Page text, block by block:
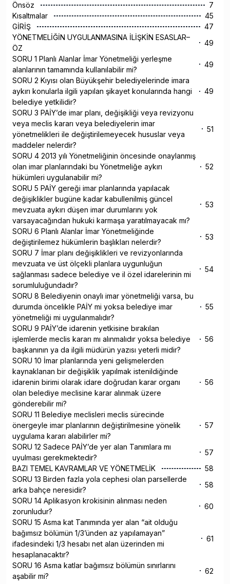
Önsöz
7
Kısaltmalar
45
GİRİŞ
47
YÖNETMELİĞİN UYGULANMASINA İLİŞKİN ESASLAR–
ÖZ
49
SORU 1 Planlı Alanlar İmar Yönetmeliği yerleşme
alanlarının tamamında kullanılabilir mi?
49
SORU 2 Kıyısı olan Büyükşehir belediyelerinde imara
aykırı konularla ilgili yapılan şikayet konularında hangi
belediye yetkilidir?
49
SORU 3 PAİY’de imar planı, değişikliği veya revizyonu
veya meclis kararı veya belediyelerin imar
yönetmelikleri ile değiştirilemeyecek hususlar veya
maddeler nelerdir?
51
SORU 4 2013 yılı Yönetmeliğinin öncesinde onaylanmış
olan imar planlarındaki bu Yönetmeliğe aykırı
hükümleri uygulanabilir mi?
52
SORU 5 PAİY gereği imar planlarında yapılacak
değişiklikler bugüne kadar kabullenilmiş güncel
mevzuata aykırı düşen imar durumlarını yok
varsayacağından hukuki karmaşa yaratılmayacak mı?
53
SORU 6 Planlı Alanlar İmar Yönetmeliğinde
değiştirilemez hükümlerin başlıkları nelerdir?
53
SORU 7 İmar planı değişiklikleri ve revizyonlarında
mevzuata ve üst ölçekli planlara uygunluğun
sağlanması sadece belediye ve il özel idarelerinin mi
sorumluluğundadır?
54
SORU 8 Belediyenin onaylı imar yönetmeliği varsa, bu
durumda öncelikle PAİY mi yoksa belediye imar
yönetmeliği mi uygulanmalıdır?
55
SORU 9 PAİY’de idarenin yetkisine bırakılan
işlemlerde meclis kararı mı alınmalıdır yoksa belediye
başkanının ya da ilgili müdürün yazısı yeterli midir?
56
SORU 10 İmar planlarında yeni gelişmelerden
kaynaklanan bir değişiklik yapılmak istenildiğinde
idarenin birimi olarak idare doğrudan karar organı
olan belediye meclisine karar alınmak üzere
gönderebilir mi?
56
SORU 11 Belediye meclisleri meclis sürecinde
önergeyle imar planlarının değiştirilmesine yönelik
uygulama kararı alabilirler mi?
57
SORU 12 Sadece PAİY’de yer alan Tanımlara mı
uyulması gerekmektedir?
57
BAZI TEMEL KAVRAMLAR VE YÖNETMELİK
58
SORU 13 Birden fazla yola cephesi olan parsellerde
arka bahçe neresidir?
58
SORU 14 Aplikasyon krokisinin alınması neden
zorunludur?
60
SORU 15 Asma kat Tanımında yer alan “ait olduğu
bağımsız bölümün 1/3’ünden az yapılamayan”
ifadesindeki 1/3 hesabı net alan üzerinden mi
hesaplanacaktır?
61
SORU 16 Asma katlar bağımsız bölümün sınırlarını
aşabilir mi?
62